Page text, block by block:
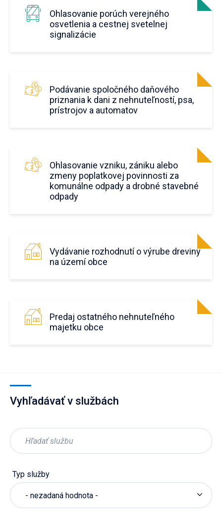
Ohlasovanie porúch verejného
osvetlenia a cestnej svetelnej
signalizácie
Podávanie spoločného daňového
priznania k dani z nehnuteľností, psa,
prístrojov a automatov
Ohlasovanie vzniku, zániku alebo
zmeny poplatkovej povinnosti za
komunálne odpady a drobné stavebné
odpady
Vydávanie rozhodnutí o výrube dreviny
na území obce
Predaj ostatného nehnuteľného
majetku obce
Vyhľadávať v službách
Typ služby
- nezadaná hodnota -